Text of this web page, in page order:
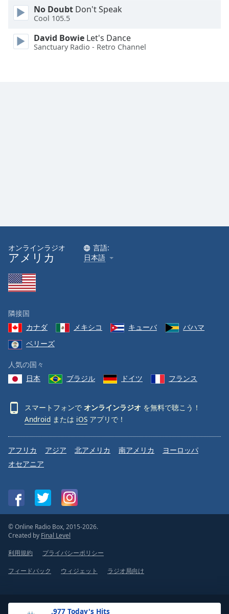
Background
Color
Opacity
Done
Modal
Dialog
End
dialog
.977 Today's Hits
No Doubt Don't Speak
Cool 105.5
David Bowie Let's Dance
Sanctuary Radio - Retro Channel
オンラインラジオ
アメリカ
言語:
日本語
隣接国
カナダ
メキシコ キューバ
バハマ
ベリーズ
人気の国々
日本
ブラジル ドイツ フランス
スマートフォンで オンラインラジオ を無料で聴こう！
Android または iOS アプリで！
アフリカ アジア 北アメリカ 南アメリカ
ヨーロッパ
オセアニア
© Online Radio Box, 2015-2026.
Created by Final Level
利用規約
プライバシーポリシー
フィードバック ウィジェット ラジオ局向け